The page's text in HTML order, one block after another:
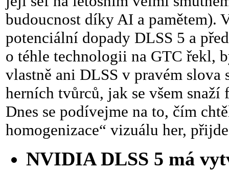
budoucnost díky AI a pamětem).
potenciální dopady DLSS 5 a
o téhle technologii na GTC řekl,
vlastně ani DLSS v pravém slova
herních tvůrců, jak se všem
Dnes se podívejme na to, čím
homogenizace“ vizuálu her,
NVIDIA DLSS 5 má